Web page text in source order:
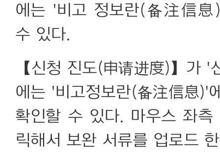
에는 '비고 정보란(备注信
수 있다.
【신청 진도(申请进度)】가
에는 '비고정보란(备注信息)'
확인할 수 있다. 마우스 좌
릭해서 보완 서류를 업로드